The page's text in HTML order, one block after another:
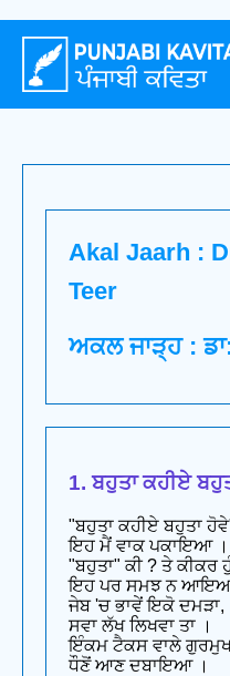
Akal Jaarh :
Teer
ਅਕਲ ਜਾੜ੍ਹ :
1. ਬਹੁਤਾ ਕਹੀਏ
"ਬਹੁਤਾ ਕਹੀਏ ਬਹੁਤਾ
ਇਹ ਮੈਂ ਵਾਕ ਪਕਾਇਆ ।
"ਬਹੁਤਾ" ਕੀ ? ਤੇ ਕੀਕਰ
ਇਹ ਪਰ ਸਮਝ ਨ
ਜੇਬ 'ਚ ਭਾਵੇਂ ਇਕੋ ਦਮੜਾ,
ਸਵਾ ਲੱਖ ਲਿਖਵਾ ਤਾ ।
ਇੰਕਮ ਟੈਕਸ ਵਾਲੇ
ਧੌਣੋਂ ਆਣ ਦਬਾਇਆ ।